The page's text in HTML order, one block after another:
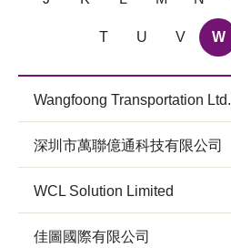
T U V W
Wangfoong Transportation Ltd.
深圳市萬聯億通科技有限公司
WCL Solution Limited
佳圖國際有限公司